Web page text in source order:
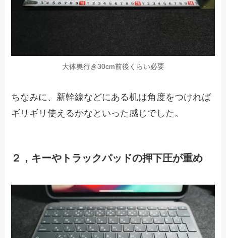
大体奥行き30cm前後くらい必要
ちなみに、新幹線などにある机は角度をつければ
ギリギリ使えるかなといった感じでした。
２，キーやトラックパッドの押下圧が重め